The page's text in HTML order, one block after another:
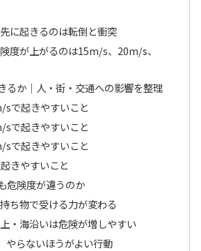
先に起きるのは転倒と衝突
度が上がるのは15m/s、20m/s、
るか｜人・街・交通への影響を整理
で起きやすいこと
で起きやすいこと
で起きやすいこと
きやすいこと
危険度が違うのか
ち物で受ける力が変わる
・海沿いは危険が増しやすい
やらないほうがよい行動